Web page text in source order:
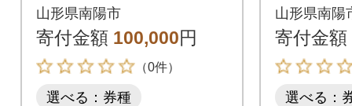
ベル割引クーポン(30,
000円分)【S1444】
山形県南陽市
寄付金額 100,000円
（0件）
選べる：券種
ベル割
000円分
山形県南陽
寄付金額
選べる：